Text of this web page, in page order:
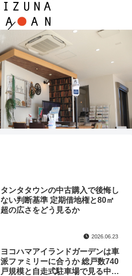
タンタタウンの中古購入で後悔し
ない判断基準 定期借地権と80㎡
超の広さをどう見るか
2026.06.23
ヨコハマアイランドガーデンは車
派ファミリーに合うか 総戸数740
戸規模と自走式駐車場で見る中古